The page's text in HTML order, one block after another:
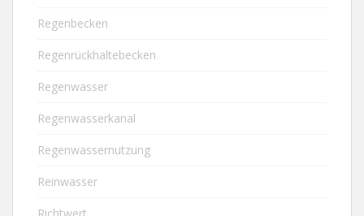
Regenbecken
Regenrückhaltebecken
Regenwasser
Regenwasserkanal
Regenwassernutzung
Reinwasser